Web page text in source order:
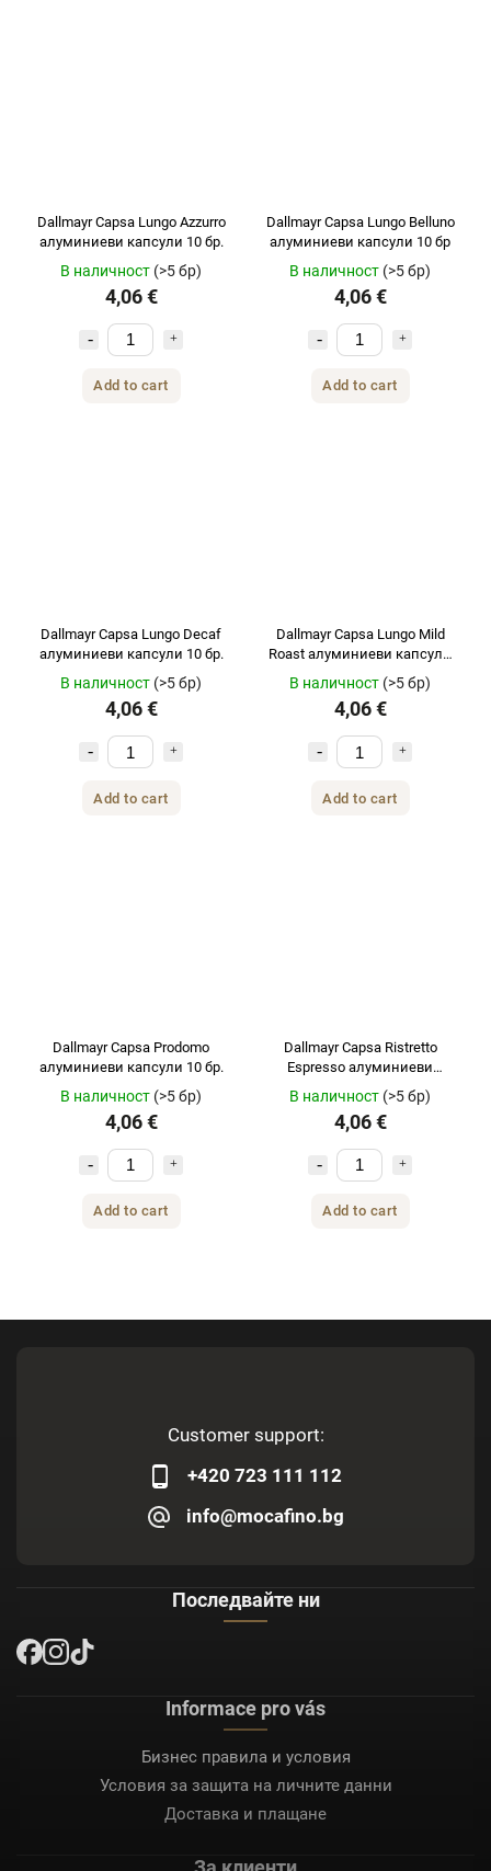
Dallmayr Capsa Lungo Azzurro
алуминиеви капсули 10 бр.
В наличност (>5 бр)
4,06 €
Add to cart
Dallmayr Capsa Lungo Belluno
алуминиеви капсули 10 бр
В наличност (>5 бр)
4,06 €
Add to cart
Dallmayr Capsa Lungo Decaf
алуминиеви капсули 10 бр.
В наличност (>5 бр)
4,06 €
Add to cart
Dallmayr Capsa Lungo Mild
Roast алуминиеви капсули
В наличност (>5 бр)
4,06 €
Add to cart
Dallmayr Capsa Prodomo
алуминиеви капсули 10 бр.
В наличност (>5 бр)
4,06 €
Add to cart
Dallmayr Capsa Ristretto
Espresso алуминиеви
капсули 10 бр
В наличност (>5 бр)
4,06 €
Add to cart
Customer support:
+420 723 111 112
info@mocafino.bg
Последвайте ни
Informace pro vás
Бизнес правила и условия
Условия за защита на личните данни
Доставка и плащане